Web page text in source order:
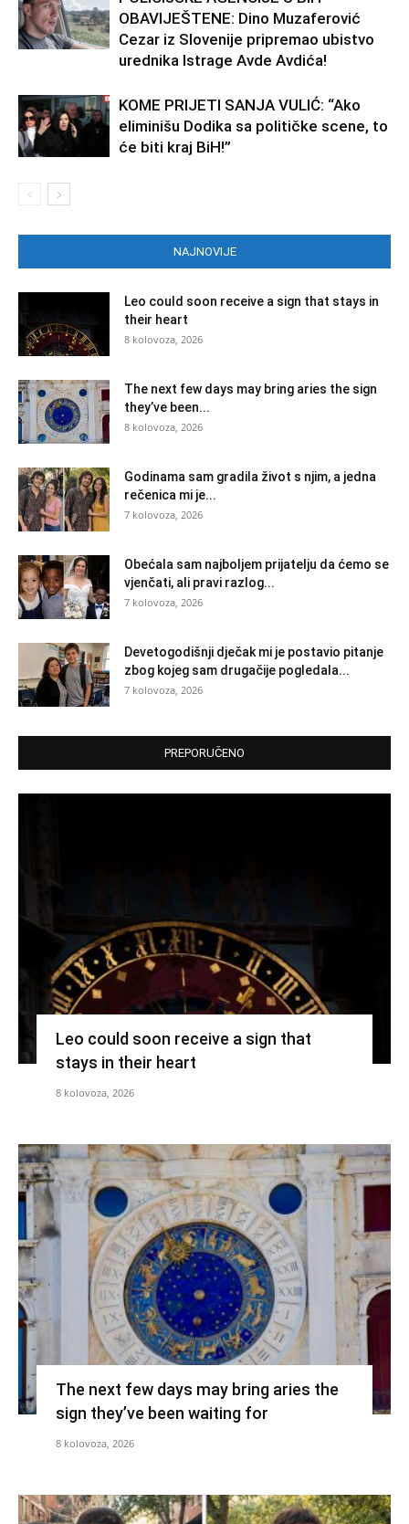
OBAVIJEŠTENE: Dino Muzaferović
Cezar iz Slovenije pripremao ubistvo
urednika Istrage Avde Avdića!
KOME PRIJETI SANJA VULIĆ: “Ako
eliminišu Dodika sa političke scene, to
će biti kraj BiH!”
NAJNOVIJE
Leo could soon receive a sign that stays in
their heart
8 kolovoza, 2026
The next few days may bring aries the sign
they’ve been...
8 kolovoza, 2026
Godinama sam gradila život s njim, a jedna
rečenica mi je...
7 kolovoza, 2026
Obećala sam najboljem prijatelju da ćemo se
vjenčati, ali pravi razlog...
7 kolovoza, 2026
Devetogodišnji dječak mi je postavio pitanje
zbog kojeg sam drugačije pogledala...
7 kolovoza, 2026
PREPORUČENO
Leo could soon receive a sign that
stays in their heart
8 kolovoza, 2026
The next few days may bring aries the
sign they’ve been waiting for
8 kolovoza, 2026